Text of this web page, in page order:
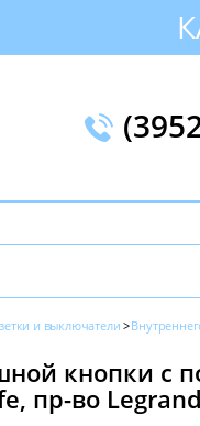
и выключатели
кнопки с
пр-во